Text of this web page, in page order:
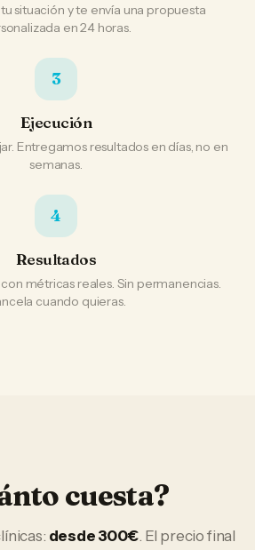
situación y te envía una propuesta
en 24 horas.
3
Ejecución
Entregamos resultados en días, no en
semanas.
4
Resultados
métricas reales. Sin permanencias.
cuando quieras.
cuesta?
: desde 300€. El precio final